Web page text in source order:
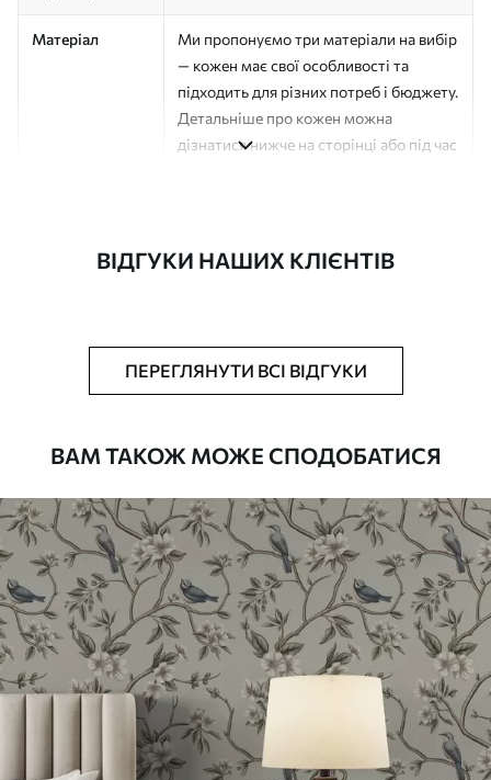
Матеріал
Ми пропонуємо три матеріали на вибір
— кожен має свої особливості та
підходить для різних потреб і бюджету.
Детальніше про кожен можна
дізнатися нижче на сторінці або під час
Номер артикулу a01179v1
Виробництво
Друк на замовлення, постачається
рулонами до 50 см завширшки
Додатково
Можна додати покриття лаком та/або
клей для шпалер
Очищення
Обережно очищайте м’якою губкою.
Шпалери з покриттям лаком можна
мити водою
Як клеїти? Наклеювання встик
Наші матеріали
ВІДГУКИ НАШИХ КЛІЄНТІВ
ПЕРЕГЛЯНУТИ ВСІ ВІДГУКИ
ВАМ ТАКОЖ МОЖЕ СПОДОБАТИСЯ